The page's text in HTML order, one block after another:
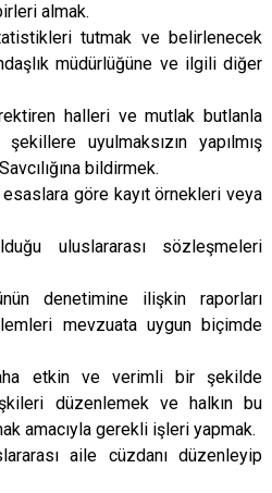
almak.
tutmak ve belirlenecek
müdürlüğüne ve ilgili diğer
halleri ve mutlak butlanla
uyulmaksızın yapılmış
bildirmek.
göre kayıt örnekleri veya
uluslararası sözleşmeleri
denetimine ilişkin raporları
mevzuata uygun biçimde
etkin ve verimli bir şekilde
düzenlemek ve halkın bu
amacıyla gerekli işleri yapmak.
aile cüzdanı düzenleyip